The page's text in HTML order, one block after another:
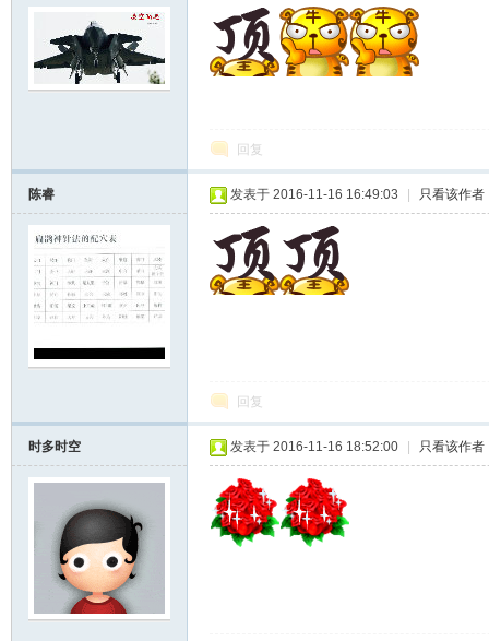
回复
陈睿 发表于 2016-11-16 16:49:03 只看该作者
回复
时多时空 发表于 2016-11-16 18:52:00 只看该作者